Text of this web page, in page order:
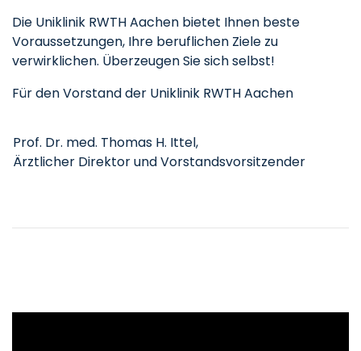
Die Uniklinik RWTH Aachen bietet Ihnen beste
Voraussetzungen, Ihre beruflichen Ziele zu
verwirklichen. Überzeugen Sie sich selbst!
Für den Vorstand der Uniklinik RWTH Aachen
Prof. Dr. med. Thomas H. Ittel,
Ärztlicher Direktor und Vorstandsvorsitzender